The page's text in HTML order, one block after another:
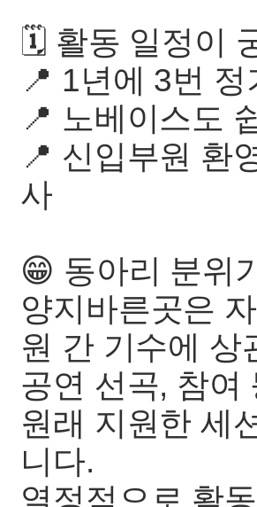
🗓 활동 일정이
📍 1년에 3번
📍 노베이스도
📍 신입부원 환
사
😁 동아리 분위
양지바른곳은
원 간 기수에 상
공연 선곡, 참여
원래 지원한 세
니다.
열정적으로 활